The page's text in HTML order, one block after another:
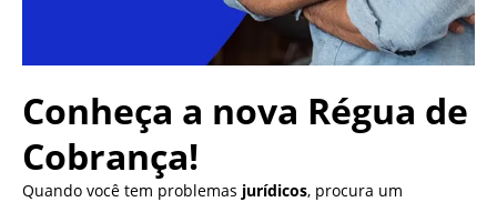
Conheça a nova Régua de
Cobrança!
Quando você tem problemas jurídicos, procura um